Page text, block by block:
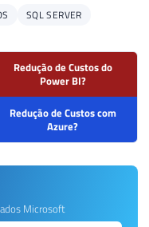
SQL SERVER
Redução de Custos do
Power BI?
Redução de Custos com
Azure?
Microsoft